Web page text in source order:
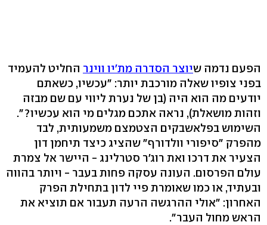
הפעם נדמה שיוצר הסדרה מת'יו ווינר החליט להעמיד
בפני צופיו שאלה מורכבת יותר: "עכשיו, כשאתם
יודעים מה הוא היה (בן של נערת ליווי עם שם מבזה
וזהות מושאלת), נראה אתכם מגלים מי הוא עכשיו?".
השימוש בפלאשבקים הצטמצם משמעותית, לבד
מהפרק "סיפורי וולדורף" שהציג כיצד תיחמן דון
הצעיר את דרכו ואת רוג'ר סטרלינג - היישר אל צמרת
עולם הפרסום. העונה עסקה פחות בעבר - ויותר בהווה
ובעתיד, או כמו שאומרת פיי לדון בתחילת הפרק
האחרון: "אולי ההרגשה הרעה תעבור אם תוציא את
הראש מחול העבר".